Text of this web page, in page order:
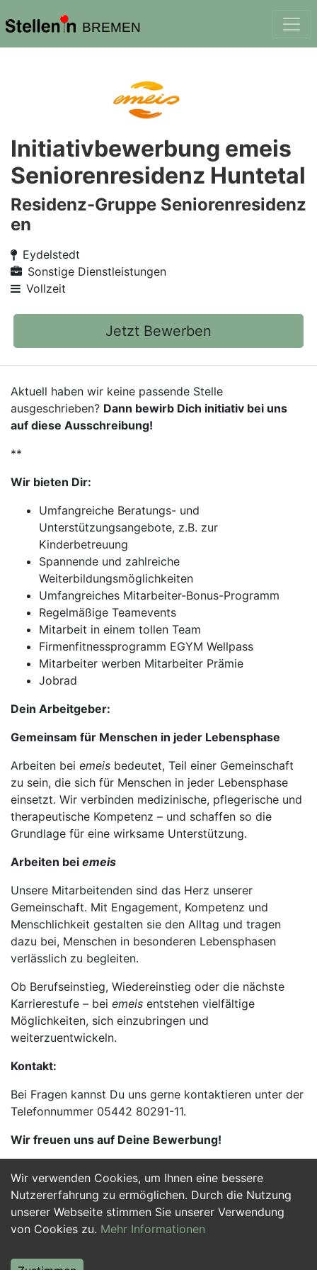
BREMEN
Wir verwenden Cookies, um Ihnen eine bessere
Nutzererfahrung zu ermöglichen. Durch die Nutzung
unserer Webseite stimmen Sie unserer Verwendung
von Cookies zu. Mehr Informationen
Initiativbewerbung emeis
Seniorenresidenz Huntetal
Residenz-Gruppe Seniorenresidenz
en
Eydelstedt
Sonstige Dienstleistungen
Vollzeit
Jetzt Bewerben
Aktuell haben wir keine passende Stelle
ausgeschrieben? Dann bewirb Dich initiativ bei uns
auf diese Ausschreibung!
**
Wir bieten Dir:
Umfangreiche Beratungs- und
Unterstützungsangebote, z.B. zur
Kinderbetreuung
Spannende und zahlreiche
Weiterbildungsmöglichkeiten
Umfangreiches Mitarbeiter-Bonus-Programm
Regelmäßige Teamevents
Mitarbeit in einem tollen Team
Firmenfitnessprogramm EGYM Wellpass
Mitarbeiter werben Mitarbeiter Prämie
Jobrad
Dein Arbeitgeber:
Gemeinsam für Menschen in jeder Lebensphase
Arbeiten bei emeis bedeutet, Teil einer Gemeinschaft
zu sein, die sich für Menschen in jeder Lebensphase
einsetzt. Wir verbinden medizinische, pflegerische und
therapeutische Kompetenz – und schaffen so die
Grundlage für eine wirksame Unterstützung.
Arbeiten bei emeis
Unsere Mitarbeitenden sind das Herz unserer
Gemeinschaft. Mit Engagement, Kompetenz und
Menschlichkeit gestalten sie den Alltag und tragen
dazu bei, Menschen in besonderen Lebensphasen
verlässlich zu begleiten.
Ob Berufseinstieg, Wiedereinstieg oder die nächste
Karrierestufe – bei emeis entstehen vielfältige
Möglichkeiten, sich einzubringen und
weiterzuentwickeln.
Kontakt:
Bei Fragen kannst Du uns gerne kontaktieren unter der
Telefonnummer 05442 80291-11.
Wir freuen uns auf Deine Bewerbung!
Jetzt Bewerben